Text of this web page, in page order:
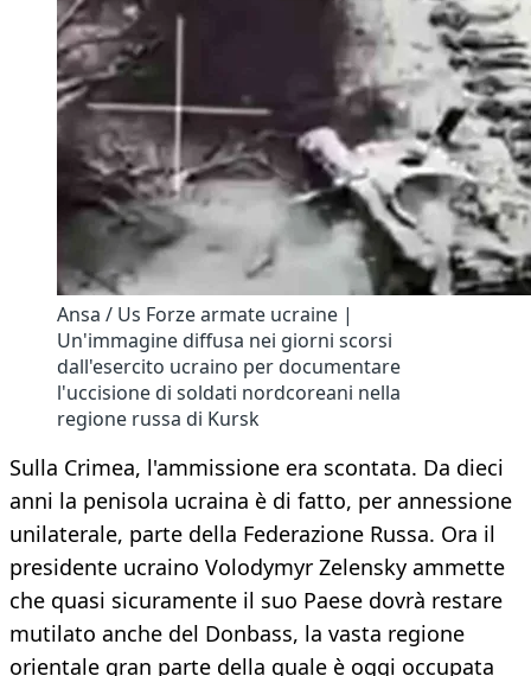
Ansa / Us Forze armate ucraine |
Un'immagine diffusa nei giorni scorsi
dall'esercito ucraino per documentare
l'uccisione di soldati nordcoreani nella
regione russa di Kursk
Sulla Crimea, l'ammissione era scontata. Da dieci
anni la penisola ucraina è di fatto, per annessione
unilaterale, parte della Federazione Russa. Ora il
presidente ucraino Volodymyr Zelensky ammette
che quasi sicuramente il suo Paese dovrà restare
mutilato anche del Donbass, la vasta regione
orientale gran parte della quale è oggi occupata